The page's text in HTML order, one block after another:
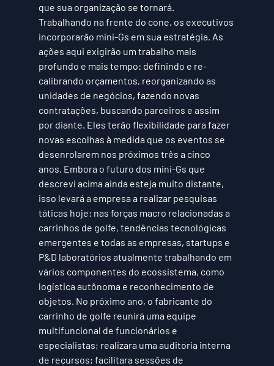
que sua organização se tornará.
Trabalhando na frente do cone, os executivos
incorporarão mini-Gs em sua estratégia. As
ações aqui exigirão um trabalho mais
profundo e mais tempo: definindo e re-
calibrando orçamentos, reorganizando as
unidades de negócios, fazendo novas
contratações, buscando parceiros e assim
por diante. Eles terão flexibilidade para fazer
novas escolhas à medida que os eventos se
desenrolarem nos próximos três a cinco
anos. Embora o futuro dos mini-Gs que
descrevi acima ainda esteja muito distante,
isso levará a empresa a realizar pesquisas
táticas hoje: nas forças macro relacionadas a
carrinhos de golfe, tendências tecnológicas
emergentes e todas as empresas, startups e
P&D laboratórios atualmente trabalhando em
vários componentes do ecossistema, como
logística autônoma e reconhecimento de
objetos. No próximo ano, o fabricante do
carrinho de golfe reunirá uma equipe
multifuncional de funcionários e
especialistas; realizara uma auditoria interna
de recursos; facilitara sessões de